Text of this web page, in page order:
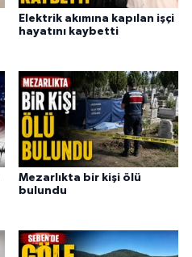
Elektrik akımına kapılan işçi
hayatını kaybetti
Mezarlıkta bir kişi ölü
bulundu